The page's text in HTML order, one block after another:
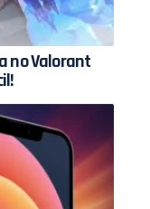
no Valorant